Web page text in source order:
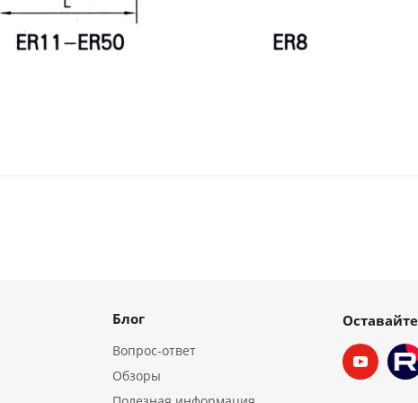
Блог
Вопрос-ответ
Обзоры